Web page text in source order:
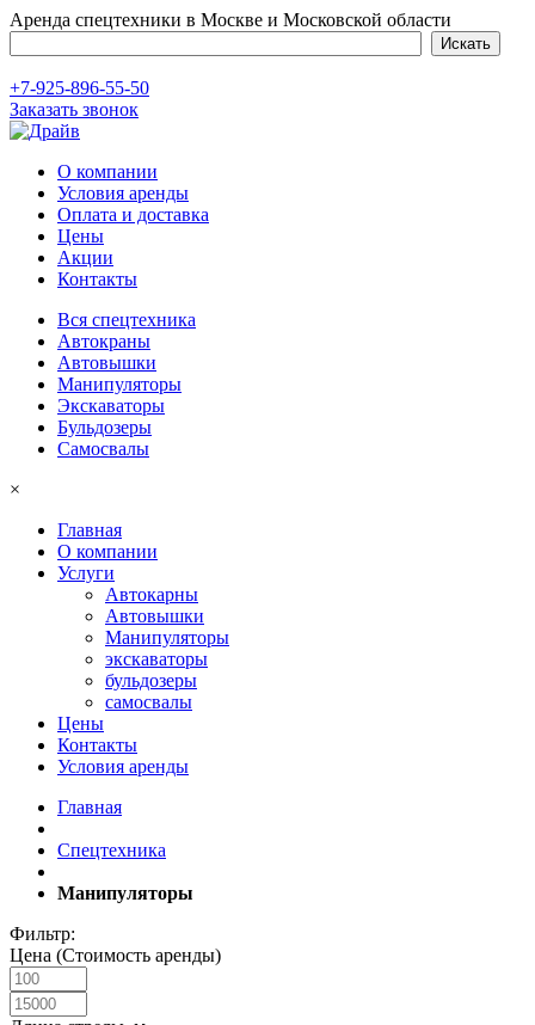
Аренда спецтехники в Москве и Московской области
+7-925-896-55-50
Заказать звонок
О компании
Условия аренды
Оплата и доставка
Цены
Акции
Контакты
Вся спецтехника
Автокраны
Автовышки
Манипуляторы
Экскаваторы
Бульдозеры
Самосвалы
×
Главная
О компании
Услуги
Автокарны
Автовышки
Манипуляторы
экскаваторы
бульдозеры
самосвалы
Цены
Контакты
Условия аренды
Главная
Спецтехника
Манипуляторы
Фильтр:
Цена (Стоимость аренды)